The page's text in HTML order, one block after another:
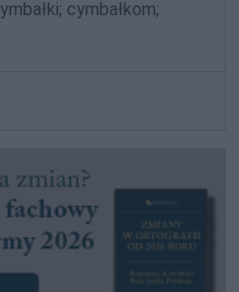
cymbałkom;